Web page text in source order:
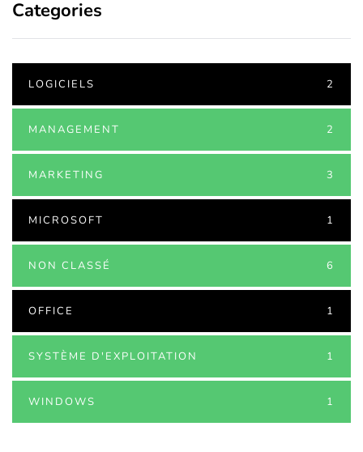
Categories
LOGICIELS 2
MANAGEMENT 2
MARKETING 3
MICROSOFT 1
NON CLASSÉ 6
OFFICE 1
SYSTÈME D'EXPLOITATION 1
WINDOWS 1